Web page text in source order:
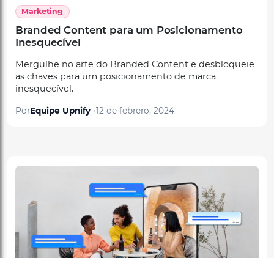
Branded Content para um Posicionamento
Inesquecível
Mergulhe no arte do Branded Content e desbloqueie
inesquecível.
PorEquipe Upnify